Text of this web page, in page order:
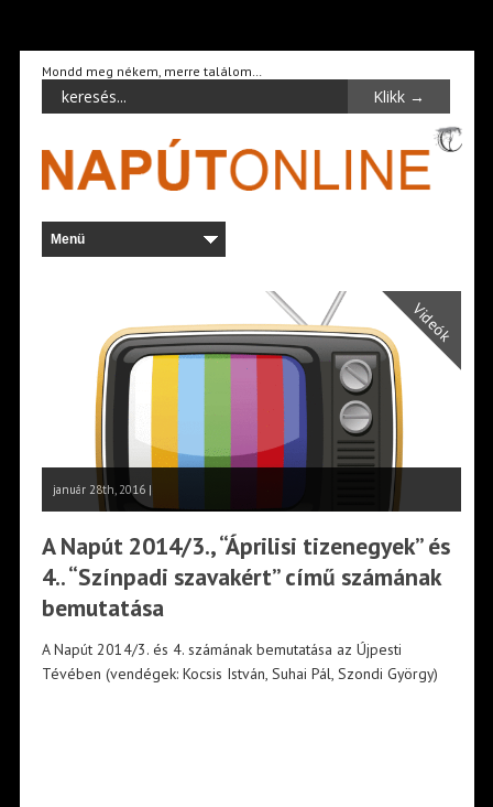
Mondd meg nékem, merre találom…
Videók
január 28th, 2016 |
A Napút 2014/3., “Áprilisi tizenegyek” és
4.. “Színpadi szavakért” című számának
bemutatása
A Napút 2014/3. és 4. számának bemutatása az Újpesti
Tévében (vendégek: Kocsis István, Suhai Pál, Szondi György)